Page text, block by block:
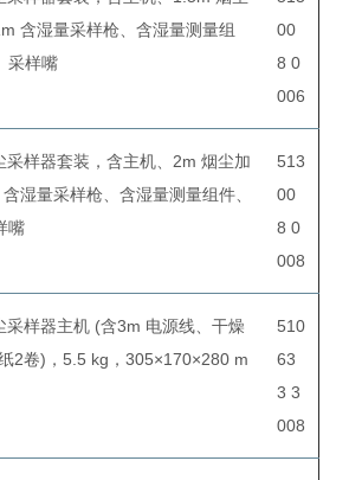
含湿量采样枪、含湿量测量组
采样嘴
00
8 0
006
样器套装，含主机、2m 烟尘加
湿量采样枪、含湿量测量组件、
嘴
513
00
8 0
008
样器主机 (含3m 电源线、干燥
2卷)，5.5 kg，305×170×280 m
510
63
3 3
008